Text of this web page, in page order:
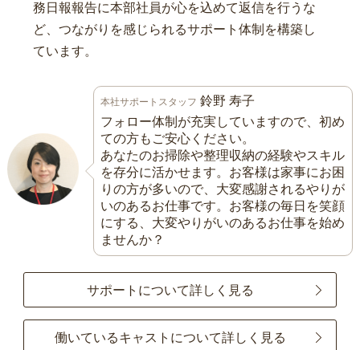
務日報報告に本部社員が心を込めて返信を行うな
ど、つながりを感じられるサポート体制を構築し
ています。
本社サポートスタッフ 鈴野 寿子
フォロー体制が充実していますので、初め
ての方もご安心ください。
あなたのお掃除や整理収納の経験やスキル
を存分に活かせます。お客様は家事にお困
りの方が多いので、大変感謝されるやりが
いのあるお仕事です。お客様の毎日を笑顔
にする、大変やりがいのあるお仕事を始め
ませんか？
サポートについて詳しく見る
働いているキャストについて詳しく見る